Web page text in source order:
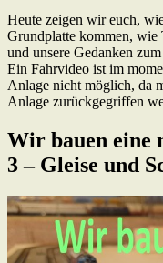
Heute zeigen wir euch,
Grundplatte kommen, wie
und unsere Gedanken
Ein Fahrvideo ist im
Anlage nicht möglich, da
Anlage zurückgegriffen
Wir bauen eine
3 – Gleise und